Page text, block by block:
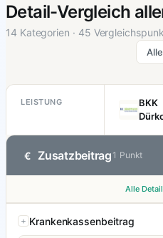
Detail-Vergleich
14 Kategorien · 45
LEISTUNG
BKK
€ Zusatzbeitrag 1 Punkt
Alle
Krankenkassenbeitrag